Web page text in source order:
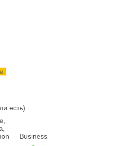
есть)
Business